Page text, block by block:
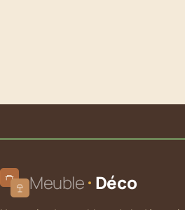
Meuble Déco